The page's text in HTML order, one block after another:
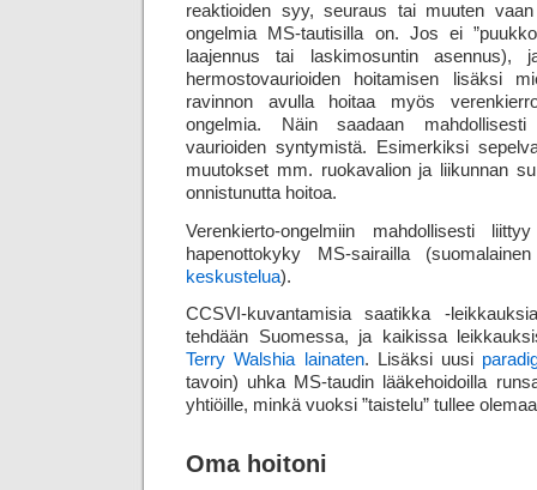
reaktioiden syy, seuraus tai muuten
ongelmia MS-tautisilla on. Jos ei
laajennus tai laskimo­suntin asennus),
hermosto­vaurioiden hoitamisen lisäksi
ravinnon avulla hoitaa myös
ongelmia. Näin saadaan mahdollisesti
vaurioiden syntymistä. Esimerkiksi
muutokset mm. ruoka­valion ja liikunnan
onnistunutta hoitoa.
Verenkierto-ongelmiin mahdollisesti
hapenottokyky MS-sairailla
keskustelua).
CCSVI-kuvantamisia saatikka -
tehdään Suomessa, ja kaikissa
Terry Walshia lainaten. Lisäksi uusi
tavoin) uhka MS-taudin lääkehoidoilla
yhtiöille, minkä vuoksi ”taistelu” tullee
Oma hoitoni